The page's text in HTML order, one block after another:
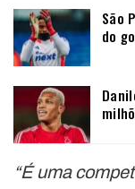
São
do
“É uma